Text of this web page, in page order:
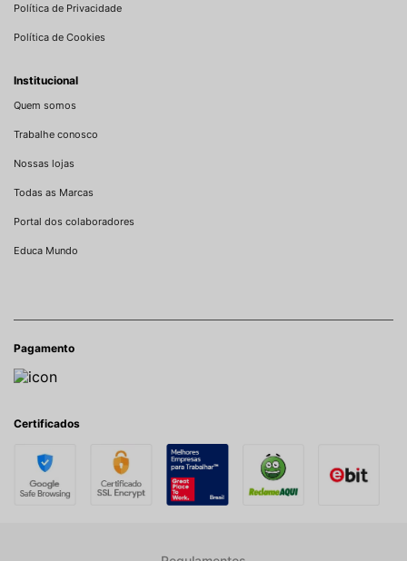
Política de Privacidade
Política de Cookies
Institucional
Quem somos
Trabalhe conosco
Nossas lojas
Todas as Marcas
Portal dos colaboradores
Educa Mundo
Pagamento
Certificados